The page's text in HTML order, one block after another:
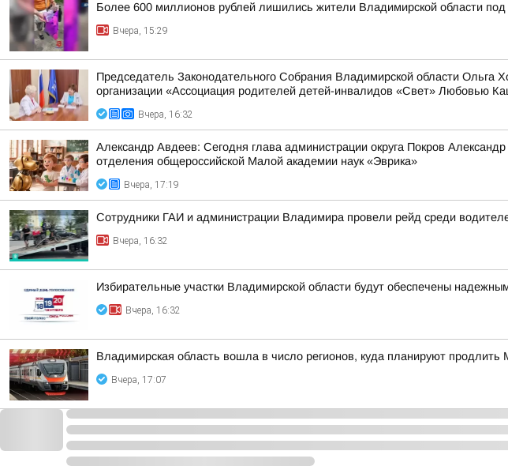
Более 600 миллионов рублей лишились жители Владимирской области
Вчера, 15:29
Председатель Законодательного Собрания Владимирской области Ольга
организации «Ассоциация родителей детей-инвалидов «Свет» Любовью
Вчера, 16:32
Александр Авдеев: Сегодня глава администрации округа Покров
отделения общероссийской Малой академии наук «Эврика»
Вчера, 17:19
Сотрудники ГАИ и администрации Владимира провели рейд среди
Вчера, 16:32
Избирательные участки Владимирской области будут обеспечены
Вчера, 16:32
Владимирская область вошла в число регионов, куда планируют
Вчера, 17:07